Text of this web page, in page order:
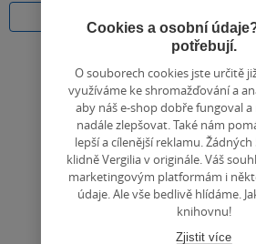
Cookies a osobní
potřebují.
O souborech cookies jste určitě
využíváme ke shromažďování a
aby náš e-shop dobře fungoval
nadále zlepšovat. Také nám
lepší a cílenější reklamu.
klidně Vergilia v originále. Váš
marketingovým platformám i
údaje. Ale vše bedlivě hlídáme.
knihovnu!
Zjistit více